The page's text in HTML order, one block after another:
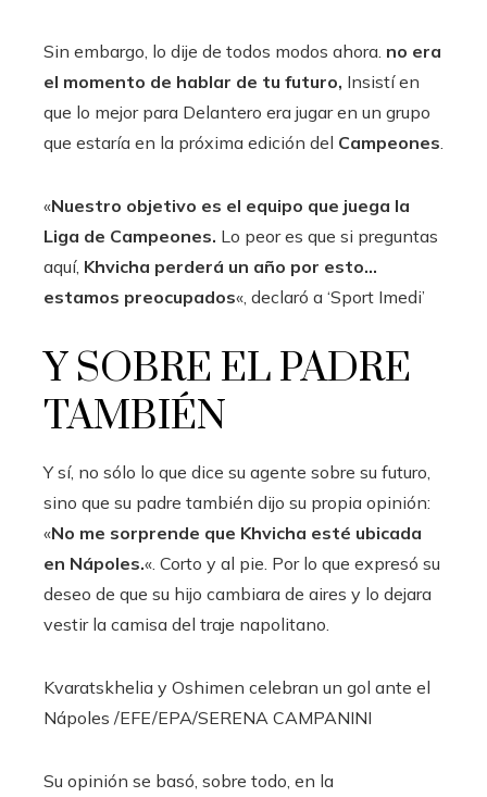
Sin embargo, lo dije de todos modos ahora. no era
el momento de hablar de tu futuro, Insistí en
que lo mejor para Delantero era jugar en un grupo
que estaría en la próxima edición del Campeones.
«Nuestro objetivo es el equipo que juega la
Liga de Campeones. Lo peor es que si preguntas
aquí, Khvicha perderá un año por esto…
estamos preocupados«, declaró a ‘Sport Imedi’
Y SOBRE EL PADRE
TAMBIÉN
Y sí, no sólo lo que dice su agente sobre su futuro,
sino que su padre también dijo su propia opinión:
«No me sorprende que Khvicha esté ubicada
en Nápoles.«. Corto y al pie. Por lo que expresó su
deseo de que su hijo cambiara de aires y lo dejara
vestir la camisa del traje napolitano.
Kvaratskhelia y Oshimen celebran un gol ante el
Nápoles /EFE/EPA/SERENA CAMPANINI
Su opinión se basó, sobre todo, en la